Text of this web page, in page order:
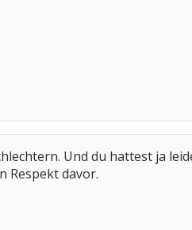
Und du hattest ja
Respekt davor.